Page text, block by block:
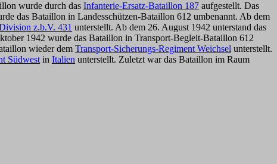
wurde durch das Infanterie-Ersatz-Bataillon 187 aufgestellt. Das
das Bataillon in Landesschützen-Bataillon 612 umbenannt. Ab dem
z.b.V. 431 unterstellt. Ab dem 26. August 1942 unterstand das
1942 wurde das Bataillon in Transport-Begleit-Bataillon 612
wieder dem Transport-Sicherungs-Regiment Weichsel unterstellt.
Südwest in Italien unterstellt. Zuletzt war das Bataillon im Raum